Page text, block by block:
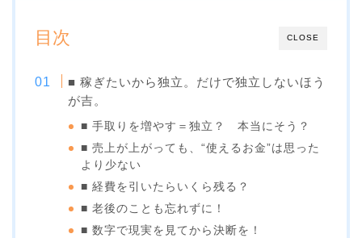
CLOSE
目次
■ 稼ぎたいから独立。だけで独立しないほう
が吉。
■ 手取りを増やす＝独立？ 本当にそう？
■ 売上が上がっても、“使えるお金”は思った
より少ない
■ 経費を引いたらいくら残る？
■ 老後のことも忘れずに！
■ 数字で現実を見てから決断を！